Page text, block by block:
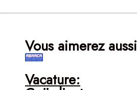
Vous aimerez aussi
Vacature: